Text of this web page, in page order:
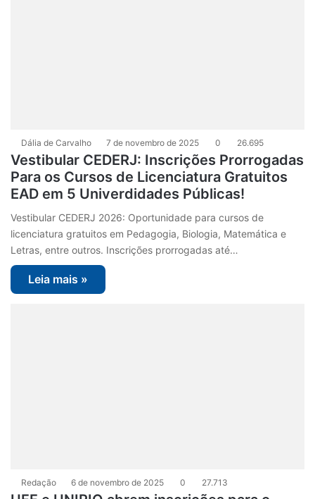
Dália de Carvalho 7 de novembro de 2025 0 26.695
Vestibular CEDERJ: Inscrições Prorrogadas
Para os Cursos de Licenciatura Gratuitos
EAD em 5 Univerdidades Públicas!
Vestibular CEDERJ 2026: Oportunidade para cursos de
licenciatura gratuitos em Pedagogia, Biologia, Matemática e
Letras, entre outros. Inscrições prorrogadas até…
Leia mais »
Redação 6 de novembro de 2025 0 27.713